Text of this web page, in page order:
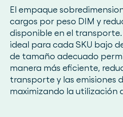
El empaque
cargos por peso DIM y
disponible en el
ideal para cada SKU bajo
de tamaño adecuado
manera más eficiente,
transporte y las emisiones
maximizando la utilización